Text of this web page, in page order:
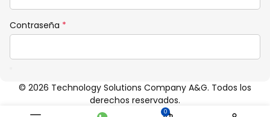
Contraseña *
© 2026 Technology Solutions Company A&G. Todos los
derechos reservados.
0